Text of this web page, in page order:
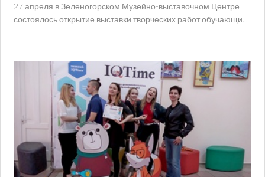
27 апреля в Зеленогорском Музейно-выставочном Центре
состоялось открытие выставки творческих работ обучающи...